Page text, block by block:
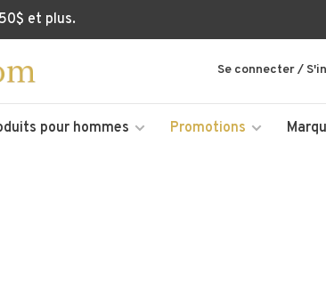
et plus.
pour hommes Promotions
Se connecter /